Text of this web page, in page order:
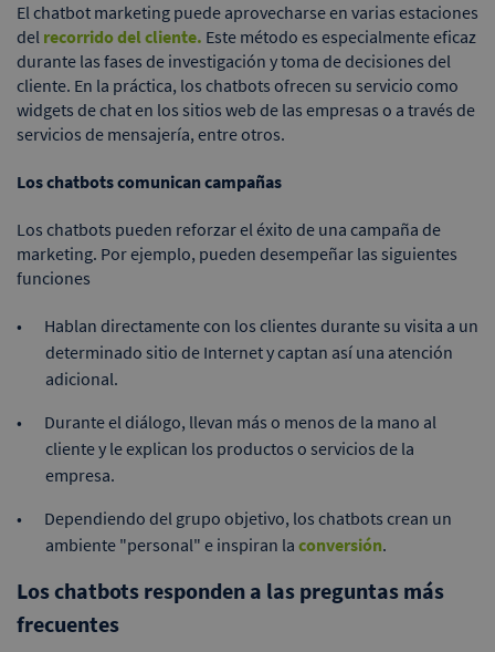
El chatbot marketing puede aprovecharse en varias estaciones
del recorrido del cliente. Este método es especialmente eficaz
durante las fases de investigación y toma de decisiones del
cliente. En la práctica, los chatbots ofrecen su servicio como
widgets de chat en los sitios web de las empresas o a través de
servicios de mensajería, entre otros.
Los chatbots comunican campañas
Los chatbots pueden reforzar el éxito de una campaña de
marketing. Por ejemplo, pueden desempeñar las siguientes
funciones
Hablan directamente con los clientes durante su visita a un
determinado sitio de Internet y captan así una atención
adicional.
Durante el diálogo, llevan más o menos de la mano al
cliente y le explican los productos o servicios de la
empresa.
Dependiendo del grupo objetivo, los chatbots crean un
ambiente "personal" e inspiran la conversión.
Los chatbots responden a las preguntas más
frecuentes